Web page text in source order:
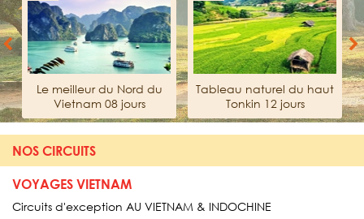
Le meilleur du Nord du
Vietnam 08 jours
Tableau naturel du haut
Tonkin 12 jours
NOS CIRCUITS
VOYAGES VIETNAM
Circuits d'exception AU VIETNAM & INDOCHINE